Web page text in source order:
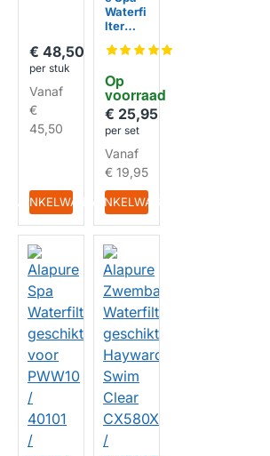
HUISMERK
€ 48,50
per stuk
Vanaf
€
45,50
IN WINKELWAGEN
Op
voorraad
Waterfi
lter
kt voor
5SF /
C-4401
/
WW35
D /
40352
/
SC726
(2St.)
€ 25,95
per set
Vanaf
€ 19,95
IN WINKELWAGEN